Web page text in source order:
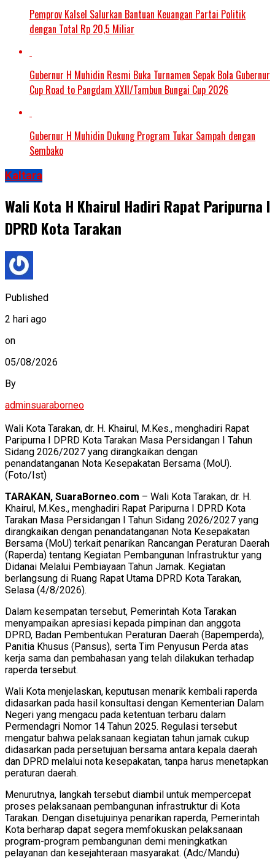
Pemprov Kalsel Salurkan Bantuan Keuangan Partai Politik
dengan Total Rp 20,5 Miliar
Gubernur H Muhidin Resmi Buka Turnamen Sepak Bola Gubernur
Cup Road to Pangdam XXII/Tambun Bungai Cup 2026
Gubernur H Muhidin Dukung Program Tukar Sampah dengan
Sembako
Kaltara
Wali Kota H Khairul Hadiri Rapat Paripurna I
DPRD Kota Tarakan
Published
2 hari ago
on
05/08/2026
By
adminsuaraborneo
Wali Kota Tarakan, dr. H. Khairul, M.Kes., menghadiri Rapat
Paripurna I DPRD Kota Tarakan Masa Persidangan I Tahun
Sidang 2026/2027 yang dirangkaikan dengan
penandatanganan Nota Kesepakatan Bersama (MoU).
(Foto/Ist)
TARAKAN, SuaraBorneo.com – Wali Kota Tarakan, dr. H.
Khairul, M.Kes., menghadiri Rapat Paripurna I DPRD Kota
Tarakan Masa Persidangan I Tahun Sidang 2026/2027 yang
dirangkaikan dengan penandatanganan Nota Kesepakatan
Bersama (MoU) terkait penarikan Rancangan Peraturan Daerah
(Raperda) tentang Kegiatan Pembangunan Infrastruktur yang
Didanai Melalui Pembiayaan Tahun Jamak. Kegiatan
berlangsung di Ruang Rapat Utama DPRD Kota Tarakan,
Selasa (4/8/2026).
Dalam kesempatan tersebut, Pemerintah Kota Tarakan
menyampaikan apresiasi kepada pimpinan dan anggota
DPRD, Badan Pembentukan Peraturan Daerah (Bapemperda),
Panitia Khusus (Pansus), serta Tim Penyusun Perda atas
kerja sama dan pembahasan yang telah dilakukan terhadap
raperda tersebut.
Wali Kota menjelaskan, keputusan menarik kembali raperda
didasarkan pada hasil konsultasi dengan Kementerian Dalam
Negeri yang mengacu pada ketentuan terbaru dalam
Permendagri Nomor 14 Tahun 2025. Regulasi tersebut
mengatur bahwa pelaksanaan kegiatan tahun jamak cukup
didasarkan pada persetujuan bersama antara kepala daerah
dan DPRD melalui nota kesepakatan, tanpa harus menetapkan
peraturan daerah.
Menurutnya, langkah tersebut diambil untuk mempercepat
proses pelaksanaan pembangunan infrastruktur di Kota
Tarakan. Dengan disetujuinya penarikan raperda, Pemerintah
Kota berharap dapat segera memfokuskan pelaksanaan
program-program pembangunan demi meningkatkan
pelayanan dan kesejahteraan masyarakat. (Adc/Mandu)